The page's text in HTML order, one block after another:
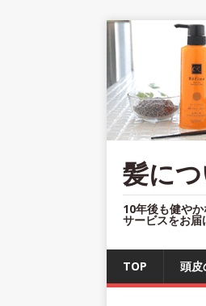
髪に
10年後も健や
サービスをお届
TOP 頭皮